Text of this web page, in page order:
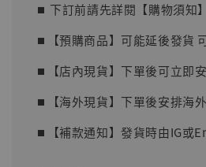
⏹︎ 下訂前請先詳閱【購物須知
⏹︎【預購商品】可能延後發貨
⏹︎【店內現貨】下單後可立即
⏹︎【海外現貨】下單後安排海
⏹︎【補款通知】發貨時由IG或